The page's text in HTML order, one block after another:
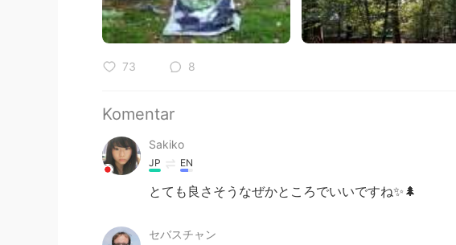
73 8
Komentar
Sakiko
JP EN
とても良さそうなぜかところでいいですね✨🌲
セバスチャン